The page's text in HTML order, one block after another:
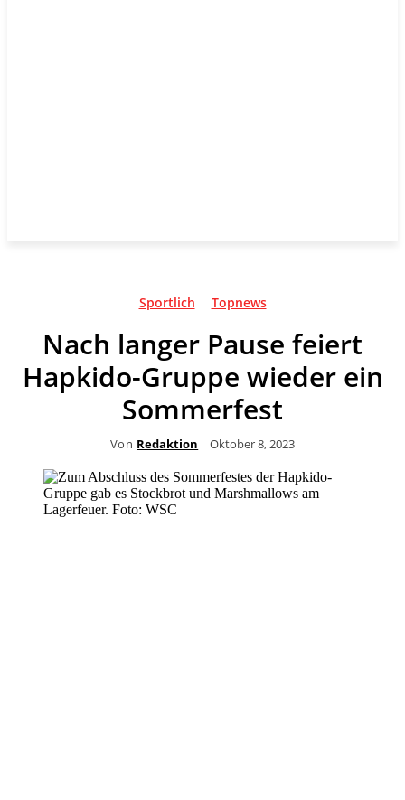
Sportlich Topnews
Nach langer Pause feiert
Hapkido-Gruppe wieder ein
Sommerfest
Von Redaktion Oktober 8, 2023